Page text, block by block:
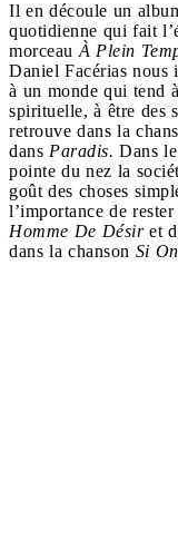
Il en découle un
quotidienne qui fait
morceau À Plein
Daniel Facérias
à un monde qui tend
spirituelle, à être des
retrouve dans la
dans Paradis. Dans
pointe du nez la
goût des choses
l’importance de
Homme De Désiret
dans la chanson Si